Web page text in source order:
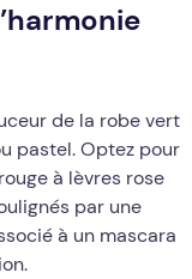
de la robe vert
pastel. Optez pour
à lèvres rose
par une
à un mascara